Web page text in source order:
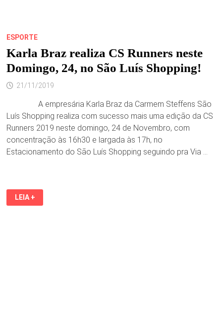
ESPORTE
Karla Braz realiza CS Runners neste
Domingo, 24, no São Luís Shopping!
21/11/2019
A empresária Karla Braz da Carmem Steffens São
Luís Shopping realiza com sucesso mais uma edição da CS
Runners 2019 neste domingo, 24 de Novembro, com
concentração às 16h30 e largada às 17h, no
Estacionamento do São Luís Shopping seguindo pra Via …
KARLA
BRAZ
REALIZA
LEIA +